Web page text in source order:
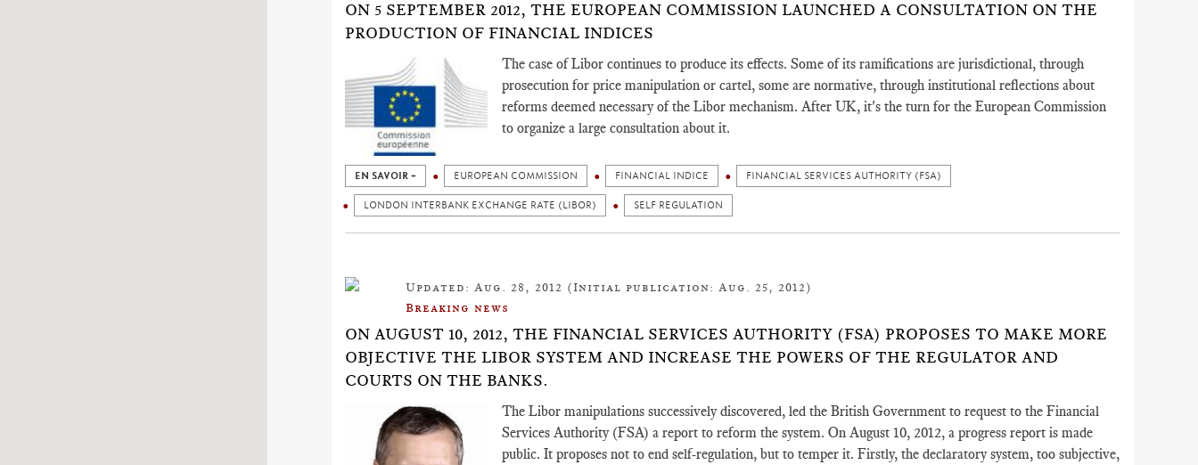
ON 5 SEPTEMBER 2012, THE EUROPEAN COMMISSION LAUNCHED A CONSULTATION ON THE
PRODUCTION OF FINANCIAL INDICES
The case of Libor continues to produce its effects. Some of its ramifications are jurisdictional, through
prosecution for price manipulation or cartel, some are normative, through institutional reflections about
reforms deemed necessary of the Libor mechanism. After UK, it's the turn for the European Commission
to organize a large consultation about it.
EN SAVOIR + EUROPEAN COMMISSION FINANCIAL INDICE FINANCIAL SERVICES AUTHORITY (FSA)
LONDON INTERBANK EXCHANGE RATE (LIBOR) SELF REGULATION
Updated: Aug. 28, 2012 (Initial publication: Aug. 25, 2012)
Breaking news
ON AUGUST 10, 2012, THE FINANCIAL SERVICES AUTHORITY (FSA) PROPOSES TO MAKE MORE
OBJECTIVE THE LIBOR SYSTEM AND INCREASE THE POWERS OF THE REGULATOR AND
COURTS ON THE BANKS.
The Libor manipulations successively discovered, led the British Government to request to the Financial
Services Authority (FSA) a report to reform the system. On August 10, 2012, a progress report is made
public. It proposes not to end self-regulation, but to temper it. Firstly, the declaratory system, too subjective,